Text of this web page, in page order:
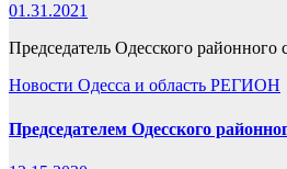
01.31.2021
Председатель Одесского районного
Новости Одесса и область РЕГИОН
Председателем Одесского